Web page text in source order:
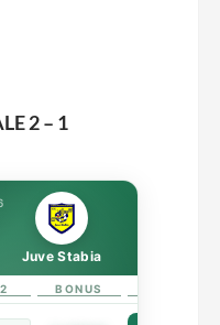
2 – 1
Juve Stabia
2 BONUS